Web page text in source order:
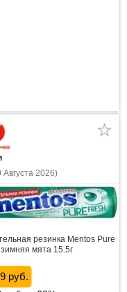
Августа 2026)
резинка Mentos Pure
мята 15.5г
руб.